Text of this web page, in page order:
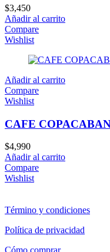
$3,450
Añadir al carrito
Compare
Wishlist
Añadir al carrito
Compare
Wishlist
CAFE
$4,990
Añadir al carrito
Compare
Wishlist
Término y condiciones
Política de privacidad